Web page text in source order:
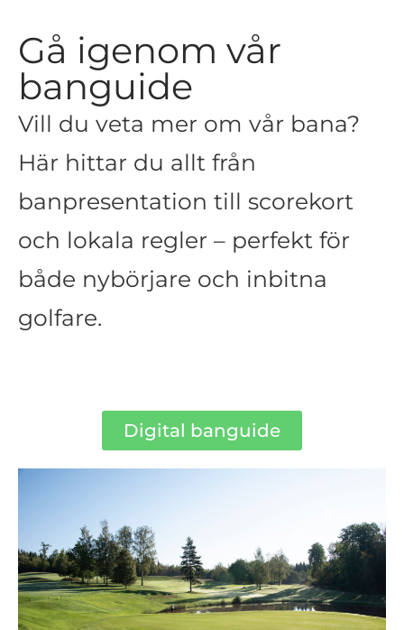
Gå igenom vår
banguide
Vill du veta mer om vår bana?
Här hittar du allt från
banpresentation till scorekort
och lokala regler – perfekt för
både nybörjare och inbitna
golfare.
Digital banguide